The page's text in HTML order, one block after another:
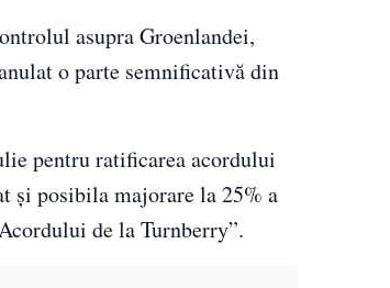
asupra Groenlandei,
o parte semnificativă din
pentru ratificarea acordului
și posibila majorare la 25% a
de la Turnberry”.